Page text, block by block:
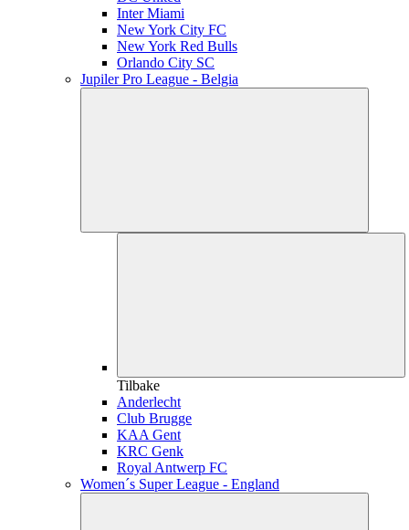
Inter Miami
New York City FC
New York Red Bulls
Orlando City SC
Jupiler Pro League - Belgia
Tilbake
Anderlecht
Club Brugge
KAA Gent
KRC Genk
Royal Antwerp FC
Women´s Super League - England